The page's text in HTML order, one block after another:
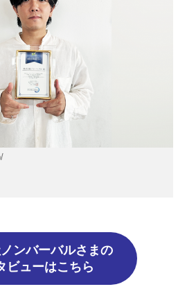
ンバーバルさまの
ビューはこちら